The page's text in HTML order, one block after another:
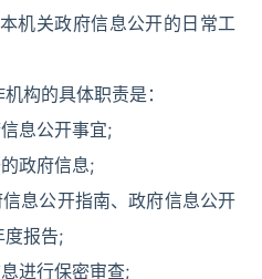
机关政府信息公开的日常工
构的具体职责是：
息公开事宜;
政府信息;
息公开指南、政府信息公开
度报告;
进行保密审查;